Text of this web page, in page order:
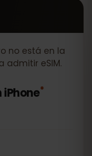
no está en la
admitir eSIM.
iPhone*